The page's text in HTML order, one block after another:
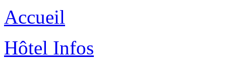
Accueil
Hôtel Infos